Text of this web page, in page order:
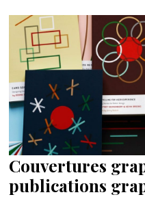
Couvertures
publications